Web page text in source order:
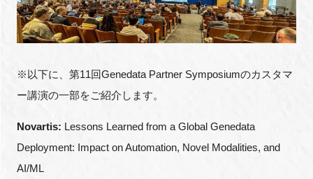
※以下に、第11回Genedata Partner Symposiumのカスタマ
ー講演の一部をご紹介します。
Novartis: Lessons Learned from a Global Genedata
Deployment: Impact on Automation, Novel Modalities, and
AI/ML